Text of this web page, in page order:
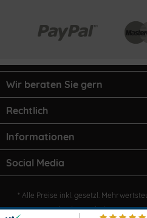
Wir beraten Sie gern
Rechtlich
Informationen
Social Media
* Alle Preise inkl. gesetzl.
Nachnahmegebühren, wenn